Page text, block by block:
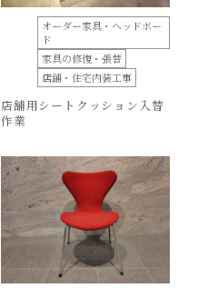
オーダー家具・ヘッドボー
ド
家具の修復・張替
店舗・住宅内装工事
店舗用シートクッション入替
作業